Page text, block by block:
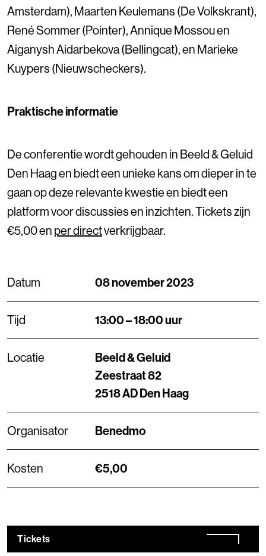
Amsterdam), Maarten Keulemans (De Volkskrant),
René Sommer (Pointer), Annique Mossou en
Aiganysh Aidarbekova (Bellingcat), en Marieke
Kuypers (Nieuwscheckers).
Praktische informatie
De conferentie wordt gehouden in Beeld & Geluid
Den Haag en biedt een unieke kans om dieper in te
gaan op deze relevante kwestie en biedt een
platform voor discussies en inzichten. Tickets zijn
€5,00 en per directverkrijgbaar.
Datum 08 november 2023
Tijd 13:00 – 18:00 uur
Locatie
Beeld & Geluid
Zeestraat 82
2518 AD Den Haag
Organisator Benedmo
Kosten €5,00
Tickets